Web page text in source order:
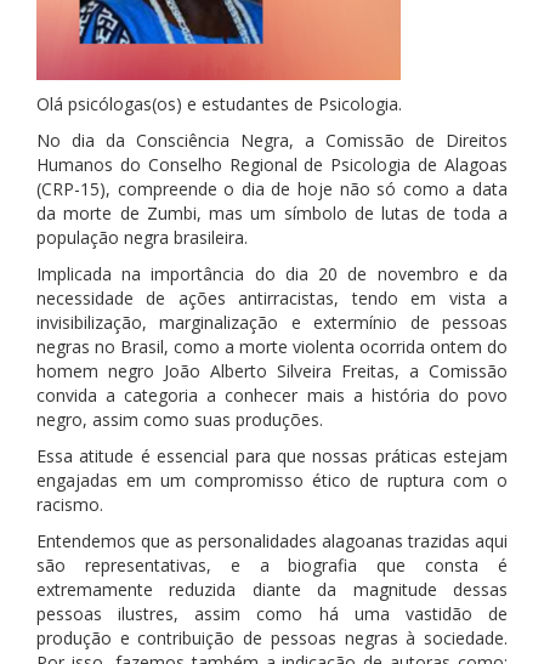
Olá psicólogas(os) e estudantes de Psicologia.
No dia da Consciência Negra, a Comissão de Direitos
Humanos do Conselho Regional de Psicologia de Alagoas
(CRP-15), compreende o dia de hoje não só como a data
da morte de Zumbi, mas um símbolo de lutas de toda a
população negra brasileira.
Implicada na importância do dia 20 de novembro e da
necessidade de ações antirracistas, tendo em vista a
invisibilização, marginalização e extermínio de pessoas
negras no Brasil, como a morte violenta ocorrida ontem do
homem negro João Alberto Silveira Freitas, a Comissão
convida a categoria a conhecer mais a história do povo
negro, assim como suas produções.
Essa atitude é essencial para que nossas práticas estejam
engajadas em um compromisso ético de ruptura com o
racismo.
Entendemos que as personalidades alagoanas trazidas aqui
são representativas, e a biografia que consta é
extremamente reduzida diante da magnitude dessas
pessoas ilustres, assim como há uma vastidão de
produção e contribuição de pessoas negras à sociedade.